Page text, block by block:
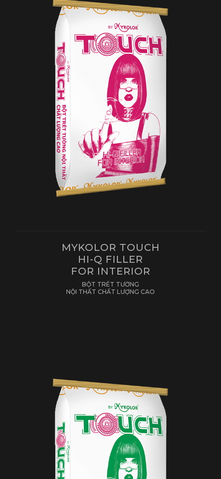
MYKOLOR TOUCH
HI-Q FILLER
FOR INTERIOR
BỘT TRÉT TƯỜNG
NỘI THẤT CHẤT LƯỢNG CAO